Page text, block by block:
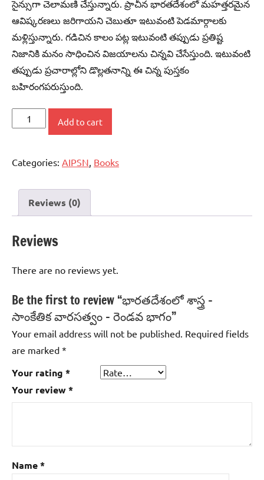
సైన్సుగా చెలామణి చేస్తున్నారు. ప్రాచీన భారతదేశంలో మహత్తరమైన
ఆవిష్కరణలు జరిగాయని చెబుతూ ఇటువంటి పెడమార్గాలకు
మళ్లిస్తున్నారు. గడిచిన కాలం పట్ల ఇటువంటి తప్పుడు ప్రతిష్ట
నిజానికి మనం సాధించిన విజయాలను చిన్నవి చేసేస్తుంది. ఇటువంటి
తప్పుడు ప్రచారాల్లోని డొల్లతనాన్ని ఈ చిన్న పుస్తకం
బహిరంగపరుస్తుంది.
భారతదేశంలో
సాంకేతిక
రెండవ
quantity
Add to cart
Categories: AIPSN, Books
Reviews (0)
Reviews
There are no reviews yet.
Be the first to review “భారతదేశంలో శాస్త్ర –
సాంకేతిక వారసత్వం – రెండవ భాగం”
Your email address will not be published. Required fields
are marked *
Your rating *
Your review*
Name*